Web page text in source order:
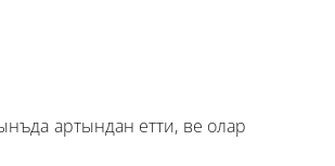
артындан етти, ве олар